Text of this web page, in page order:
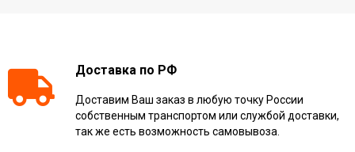
Доставка по РФ
Доставим Ваш заказ в любую точку России
собственным транспортом или службой доставки,
так же есть возможность самовывоза.